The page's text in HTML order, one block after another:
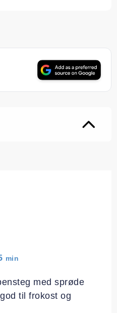
minutter
min
med sprøde
til frokost og